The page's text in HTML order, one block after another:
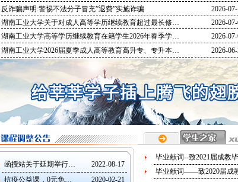
反诈骗声明:警惕不法分子冒充”退费”实施诈骗
2026-
湖南工业大学关于对成人高等学历继续教育超过最长修…
2026-
湖南工业大学高等学历继续教育在籍学生2026年春季学…
2026-
湖南工业大学2026届夏季成人高等教育高升专、专升本…
2026-
函授站关于延期举行…
2022-08-17
抗疫公益课，0元免…
2020-02-21
毕业献词--致2021届成教
毕业献词——致2020届成